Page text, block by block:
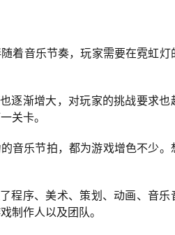
着音乐节奏，玩家需要在霓虹灯
逐渐增大，对玩家的挑战要求也
关卡。
音乐节拍，都为游戏增色不少。
程序、美术、策划、动画、音乐
制作人以及团队。